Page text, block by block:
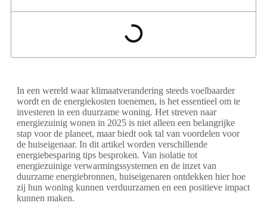
In een wereld waar klimaatverandering steeds voelbaarder
wordt en de energiekosten toenemen, is het essentieel om te
investeren in een duurzame woning. Het streven naar
energiezuinig wonen in 2025 is niet alleen een belangrijke
stap voor de planeet, maar biedt ook tal van voordelen voor
de huiseigenaar. In dit artikel worden verschillende
energiebesparing tips besproken. Van isolatie tot
energiezuinige verwarmingssystemen en de inzet van
duurzame energiebronnen, huiseigenaren ontdekken hier hoe
zij hun woning kunnen verduurzamen en een positieve impact
kunnen maken.